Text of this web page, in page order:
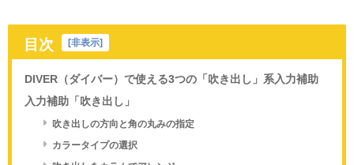
目次 [非表示]
DIVER（ダイバー）で使える3つの「吹き出し」系入力補助
入力補助「吹き出し」
吹き出しの方向と角の丸みの指定
カラータイプの選択